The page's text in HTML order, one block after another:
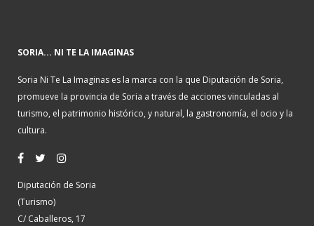
SORIA... NI TE LA IMAGINAS
Soria Ni Te La Imaginas es la marca con la que Diputación de Soria,
promueve la provincia de Soria a través de acciones vinculadas al
turismo, el patrimonio histórico, y natural, la gastronomía, el ocio y la
cultura.
Diputación de Soria
(Turismo)
C/ Caballeros, 17